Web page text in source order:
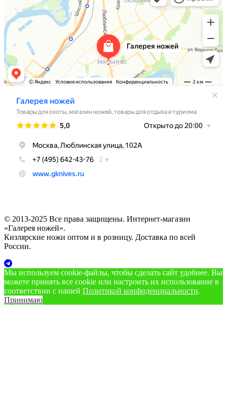
© 2013-2025 Все права защищены. Интернет-магазин
«Галерея ножей».
Кизлярские ножи оптом и в розницу. Доставка по всей
России.
Мы используем cookie‑файлы, чтобы сделать сайт удобнее. Вы
можете принять все cookie или настроить их использование в
соответствии с нашей Политикой конфиденциальности.
Принимаю